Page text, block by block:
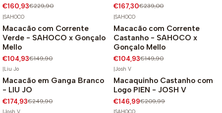
€160,93€229,90 €167,30€239,00
-30%
|SAHOCO
Macacão com Corrente
Verde - SAHOCO x Gonçalo
Mello
€104,93€149,90
-30%
|SAHOCO
Macacão com Corrente
Castanho - SAHOCO x
Gonçalo Mello
€104,93€149,90
-30%
|Liu Jo
Macacão em Ganga Branco
- LIU JO
€174,93€249,90
-30%
|Josh V
Macaquinho Castanho com
Logo PIEN - JOSH V
€146,99€209,99